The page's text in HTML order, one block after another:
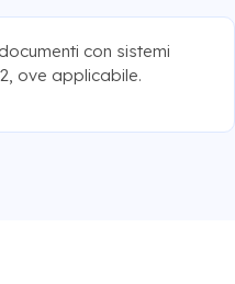
con sistemi
ove applicabile.